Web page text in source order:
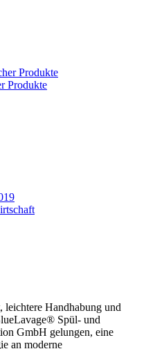
Produkte
Produkte
leichtere Handhabung und
Spül- und
GmbH gelungen, eine
an moderne